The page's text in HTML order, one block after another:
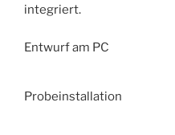
integriert.
Entwurf am PC
Probeinstallation